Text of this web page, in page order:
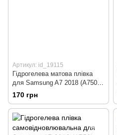
Артикул: id_19115
Гідрогелева матова плівка
для Samsung A7 2018 (A750)
Mietubl Matte
170 грн